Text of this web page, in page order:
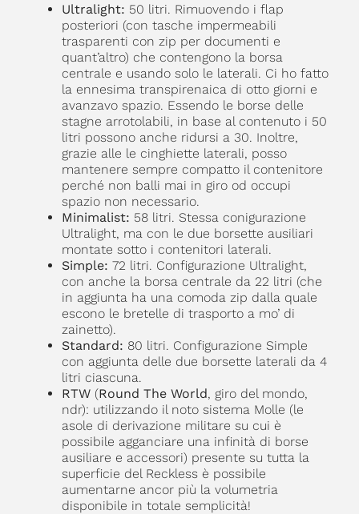
Ultralight: 50 litri. Rimuovendo i flap
posteriori (con tasche impermeabili
trasparenti con zip per documenti e
quant’altro) che contengono la borsa
centrale e usando solo le laterali. Ci ho fatto
la ennesima transpirenaica di otto giorni e
avanzavo spazio. Essendo le borse delle
stagne arrotolabili, in base al contenuto i 50
litri possono anche ridursi a 30. Inoltre,
grazie alle le cinghiette laterali, posso
mantenere sempre compatto il contenitore
perché non balli mai in giro od occupi
spazio non necessario.
Minimalist: 58 litri. Stessa conigurazione
Ultralight, ma con le due borsette ausiliari
montate sotto i contenitori laterali.
Simple: 72 litri. Configurazione Ultralight,
con anche la borsa centrale da 22 litri (che
in aggiunta ha una comoda zip dalla quale
escono le bretelle di trasporto a mo’ di
zainetto).
Standard: 80 litri. Configurazione Simple
con aggiunta delle due borsette laterali da 4
litri ciascuna.
RTW (Round The World, giro del mondo,
ndr): utilizzando il noto sistema Molle (le
asole di derivazione militare su cui è
possibile agganciare una infinità di borse
ausiliare e accessori) presente su tutta la
superficie del Reckless è possibile
aumentarne ancor più la volumetria
disponibile in totale semplicità!